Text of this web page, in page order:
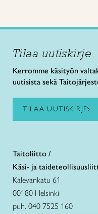
Tilaa uutiskirje
Kerromme käsityön
uutisista sekä
TILAA UUTISKIRJE
Taitoliitto /
Käsi- ja
Kalevankatu 61
00180 Helsinki
puh. 040 7525 160